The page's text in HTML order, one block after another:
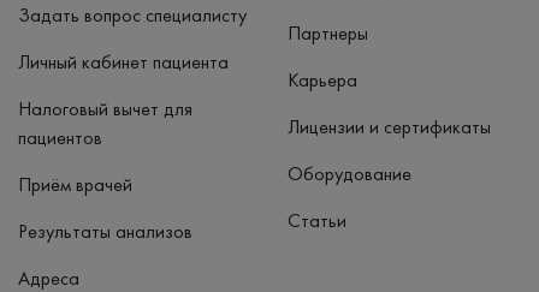
Задать вопрос специалисту
Личный кабинет пациента
Налоговый вычет для
пациентов
Приём врачей
Результаты анализов
Адреса
Партнеры
Карьера
Лицензии и сертификаты
Оборудование
Статьи